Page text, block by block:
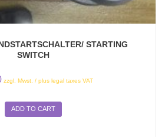
STARTING
SWITCH
zzgl. Mwst. / plus legal taxes VAT
ADD TO CART